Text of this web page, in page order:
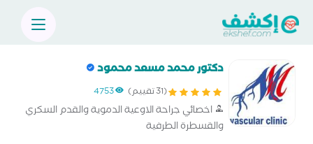
دكتور محمد مسعد محمود
(31 تقييم) 4753
اخصائي جراحة الاوعية الدموية والقدم السكري
والقسطرة الطرفية